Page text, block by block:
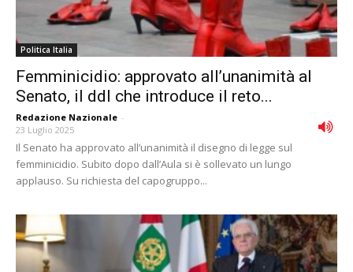
Politica Italia
Femminicidio: approvato all’unanimità al
Senato, il ddl che introduce il reto...
Redazione Nazionale -
23 Luglio 2025
Il Senato ha approvato all’unanimità il disegno di legge sul
femminicidio. Subito dopo dall’Aula si è sollevato un lungo
applauso. Su richiesta del capogruppo...